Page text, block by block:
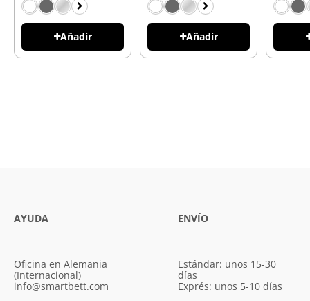
Añadir Añadir
AYUDA
Oficina en Alemania
(Internacional)
info@smartbett.com
ENVÍO
Estándar: unos 15-30
días
Exprés: unos 5-10 días